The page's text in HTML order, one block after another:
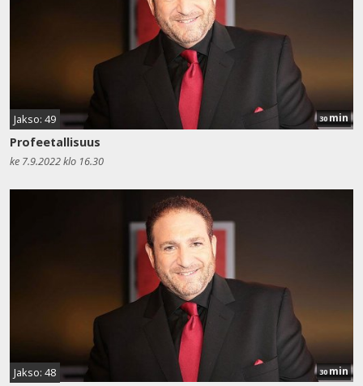
Jakso: 49 30min
Profeetallisuus
ke 7.9.2022 klo 16.30
Jakso: 48 30min